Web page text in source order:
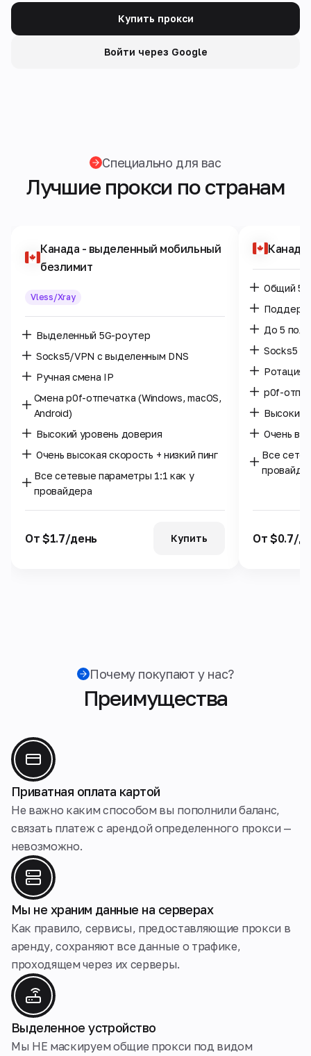
Купить прокси
Войти через Google
Специально для вас
Лучшие прокси по странам
Канада - выделенный мобильный
безлимит
Vless/Xray
Выделенный 5G-роутер
Socks5/VPN с выделенным DNS
Ручная смена IP
Смена p0f-отпечатка (Windows, macOS,
Android)
Высокий уровень доверия
Очень высокая скорость + низкий пинг
Все сетевые параметры 1:1 как у
провайдера
От $1.7/день Купить
Канада
Общий
До 5
Socks5 /
Ротация
p0f-
Высокий
Очень
Все
От $0.7/
Почему покупают у нас?
Преимущества
Приватная оплата картой
Не важно каким способом вы пополнили баланс,
связать платеж с арендой определенного прокси —
невозможно.
Мы не храним данные на серверах
Как правило, сервисы, предоставляющие прокси в
аренду, сохраняют все данные о трафике,
проходящем через их серверы.
Выделенное устройство
Мы НЕ маскируем общие прокси под видом